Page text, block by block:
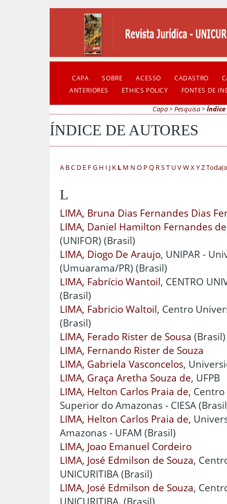
CAPA SOBRE ACESSO CADASTRO
ANTERIORES
ETHICS POLICY FONTES DE
Capa>Pesquisa>Índice
ÍNDICE DE AUTORES
A BC D E FG H I J K L M N O P Q RST UVWXYZ
L
LIMA, Bruna Dias Fernandes Dias
LIMA, Daniel Hamilton Fernandes de
(UNIFOR) (Brasil)
LIMA, Diogo De Araujo, UNIPAR -
(Umuarama/PR) (Brasil)
LIMA, Fabrício Wantoil, CENTRO
(Brasil)
LIMA, Fabricio Waltoil, Centro
(Brasil)
LIMA, Ferado Rister de Sousa (Brasil)
LIMA, Fernando Rister de Souza
LIMA, Gabriela Vasconcelos,
LIMA, Graça Aretha Souza de, UFPB
LIMA, Helton Carlos Praia de,
Superior do Amazonas - CIESA
LIMA, Helton Carlos Praia de,
Amazonas - UFAM (Brasil)
LIMA, Joao Emanuel Cordeiro
LIMA, José Edmilson de Souza,
UNICURITIBA (Brasil)
LIMA, José Edmilson de Souza,
UNICURITIBA. (Brasil)